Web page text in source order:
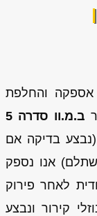
אספקה והחלפת
ב.מ.וו סדרה 5
בדיקה אם
אנו נספק
לאחר פירוק
קירור ונבצע